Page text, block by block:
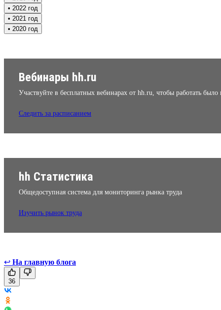
• 2022 год
• 2021 год
• 2020 год
Вебинары hh.ru
Участвуйте в бесплатных вебинарах от hh.ru, чтобы работать было
Следить за расписанием
hh Статистика
Общедоступная система для мониторинга рынка труда
Изучить рынок труда
↩ На главную блога
36